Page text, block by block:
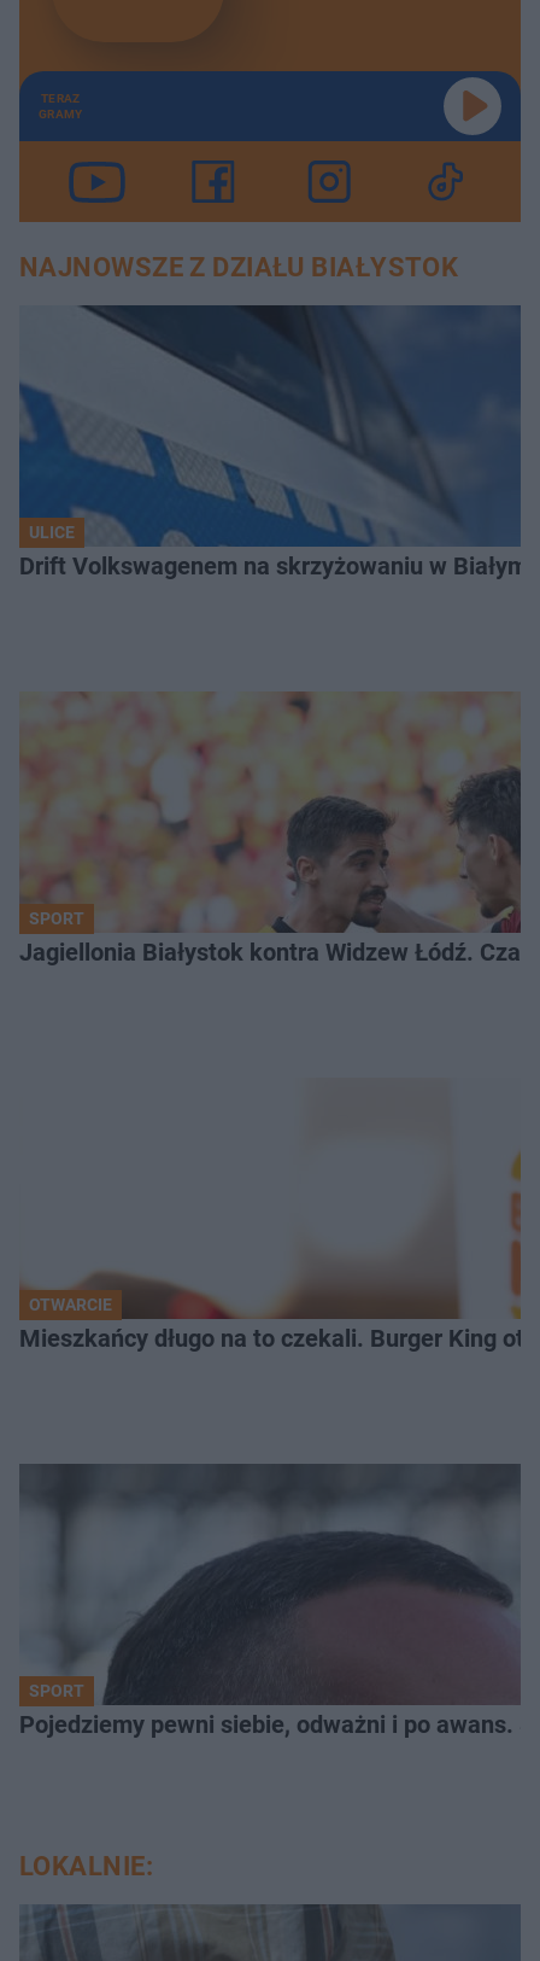
TERAZ
GRAMY
NAJNOWSZE Z DZIAŁU BIAŁYSTOK
ULICE
Drift Volkswagenem na skrzyżowaniu w
SPORT
Jagiellonia Białystok kontra Widzew Łódź.
OTWARCIE
Mieszkańcy długo na to czekali. Burger King
SPORT
Pojedziemy pewni siebie, odważni i po awans.
LOKALNIE: